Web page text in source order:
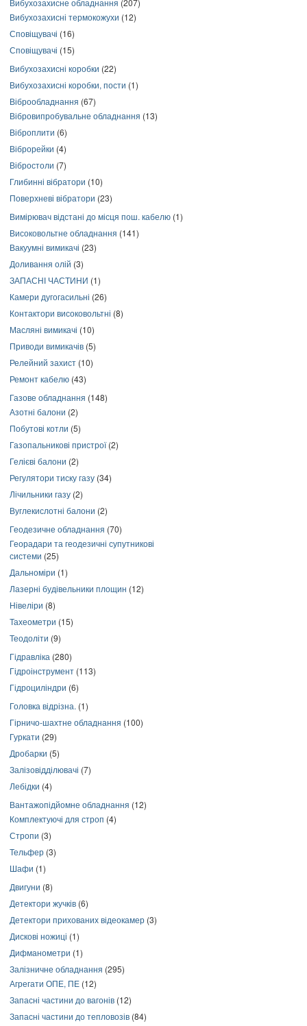
Вибухозахисне обладнання (207)
Вибухозахисні термокожухи (12)
Сповіщувачі (16)
Сповіщувачі (15)
Вибухозахисні коробки (22)
Вибухозахисні коробки, пости (1)
Віброобладнання (67)
Вібровипробувальне обладнання (13)
Віброплити (6)
Віброрейки (4)
Вібростоли (7)
Глибинні вібратори (10)
Поверхневі вібратори (23)
Вимірювач відстані до місця пош. кабелю (1)
Високовольтне обладнання (141)
Вакуумні вимикачі (23)
Доливання олій (3)
ЗАПАСНІ ЧАСТИНИ (1)
Камери дугогасильні (26)
Контактори високовольтні (8)
Масляні вимикачі (10)
Приводи вимикачів (5)
Релейний захист (10)
Ремонт кабелю (43)
Газове обладнання (148)
Азотні балони (2)
Побутові котли (5)
Газопальникові пристрої(2)
Гелієві балони (2)
Регулятори тиску газу (34)
Лічильники газу (2)
Вуглекислотні балони (2)
Геодезичне обладнання (70)
Георадари та геодезичні супутникові
системи (25)
Дальноміри (1)
Лазерні будівельники площин (12)
Нівеліри (8)
Тахеометри (15)
Теодоліти (9)
Гідравліка (280)
Гідроінструмент (113)
Гідроциліндри (6)
Головка відрізна. (1)
Гірничо-шахтне обладнання (100)
Гуркати (29)
Дробарки (5)
Залізовідділювачі (7)
Лебідки (4)
Вантажопідйомне обладнання (12)
Комплектуючі для строп (4)
Стропи (3)
Тельфер (3)
Шафи (1)
Двигуни (8)
Детектори жучків (6)
Детектори прихованих відеокамер (3)
Дискові ножиці (1)
Дифманометри (1)
Залізничне обладнання (295)
Агрегати ОПЕ, ПЕ (12)
Запасні частини до вагонів (12)
Запасні частини до тепловозів (84)